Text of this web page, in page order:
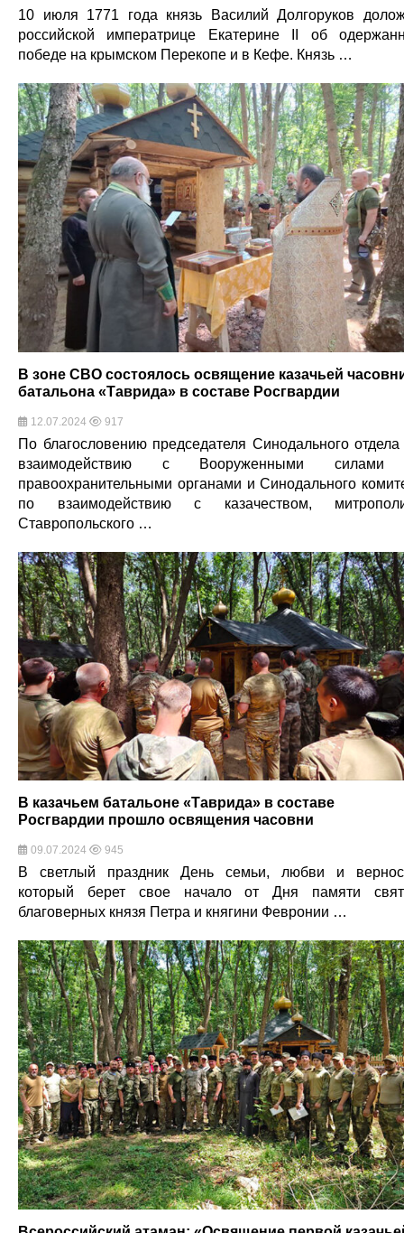
10 июля 1771 года князь Василий Долгоруков
российской императрице Екатерине II об
победе на крымском Перекопе и в Кефе. Князь …
В зоне СВО состоялось освящение казачьей
батальона «Таврида» в составе Росгвардии
12.07.2024 917
По благословению председателя Синодального
взаимодействию с Вооруженными
правоохранительными органами и Синодального
по взаимодействию с казачеством,
Ставропольского …
В казачьем батальоне «Таврида» в составе
Росгвардии прошло освящения часовни
09.07.2024 945
В светлый праздник День семьи, любви и
который берет свое начало от Дня памяти
благоверных князя Петра и княгини Февронии …